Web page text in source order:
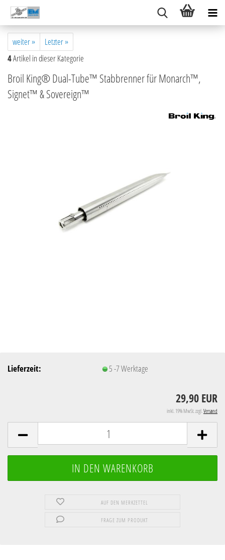
weiter »
Letzter »
4Artikel in dieser Kategorie
Broil King® Dual-Tube™ Stabbrenner für Monarch™,
Signet™ & Sovereign™
Lieferzeit: 5 -7 Werktage
29,90 EUR
inkl. 19% MwSt. zzgl.Versand
AUF DEN MERKZETTEL
FRAGE ZUM PRODUKT